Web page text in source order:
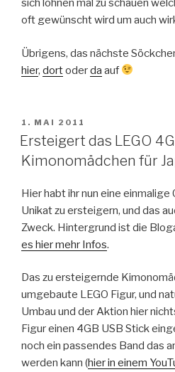
sich lohnen mal zu schauen
oft gewünscht wird um auch
Übrigens, das nächste
hier, dortoderda auf
VERÖFFENTLICHT
AM
1. MAI 2011
Ersteigert das LEGO
Kimonomädchen für
Hier habt ihr nun eine einmalige
Unikat zu ersteigern, und das
Zweck. Hintergrund ist die
es hier mehr Infos.
Das zu ersteigernde
umgebaute LEGO Figur, und
Umbau und der Aktion hier
Figur einen 4GB USB Stick
noch ein passendes Band das
werden kann (hier in einem